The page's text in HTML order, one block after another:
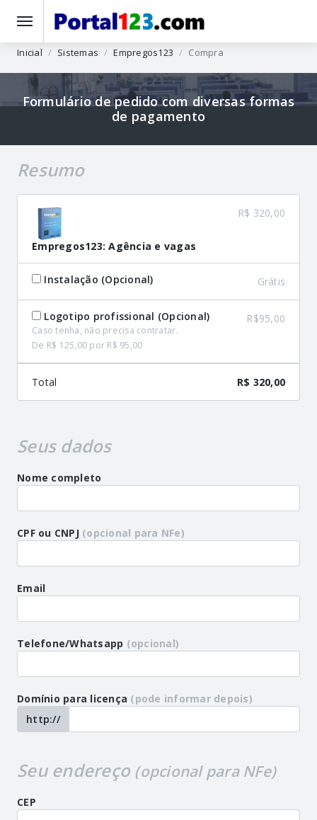
Inicial Sistemas Empregos123 Compra
Formulário de pedido com diversas formas
de pagamento
Resumo
Empregos123: Agência e vagas
R$ 320,00
Instalação (Opcional) Grátis
Logotipo profissional (Opcional)
Caso tenha, não precisa contratar.
De R$ 125,00 por R$ 95,00
R$95,00
Total R$ 320,00
Seus dados
Nome completo
CPF ou CNPJ (opcional para NFe)
Email
Telefone/Whatsapp (opcional)
Domínio para licença (pode informar depois)
http://
Seu endereço (opcional para NFe)
CEP